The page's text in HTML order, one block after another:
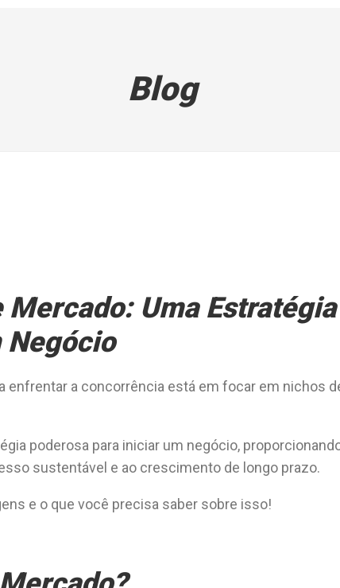
Blog
Uma Estratégia
Negócio
enfrentar a concorrência está em focar em nichos
poderosa para iniciar um negócio,
sustentável e ao crescimento de longo prazo.
e o que você precisa saber sobre isso!